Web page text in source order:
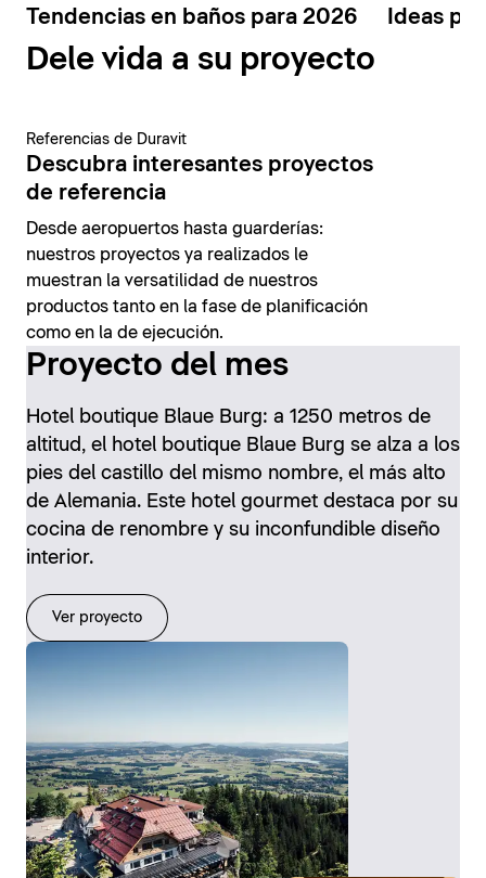
Tendencias en baños para 2026 Ideas
Dele vida a su proyecto
Referencias de Duravit
Descubra interesantes proyectos
de referencia
Desde aeropuertos hasta guarderías:
nuestros proyectos ya realizados le
muestran la versatilidad de nuestros
productos tanto en la fase de planificación
como en la de ejecución.
Proyecto del mes
Hotel boutique Blaue Burg: a 1250 metros de
altitud, el hotel boutique Blaue Burg se alza a los
pies del castillo del mismo nombre, el más alto
de Alemania. Este hotel gourmet destaca por su
cocina de renombre y su inconfundible diseño
interior.
Ver proyecto